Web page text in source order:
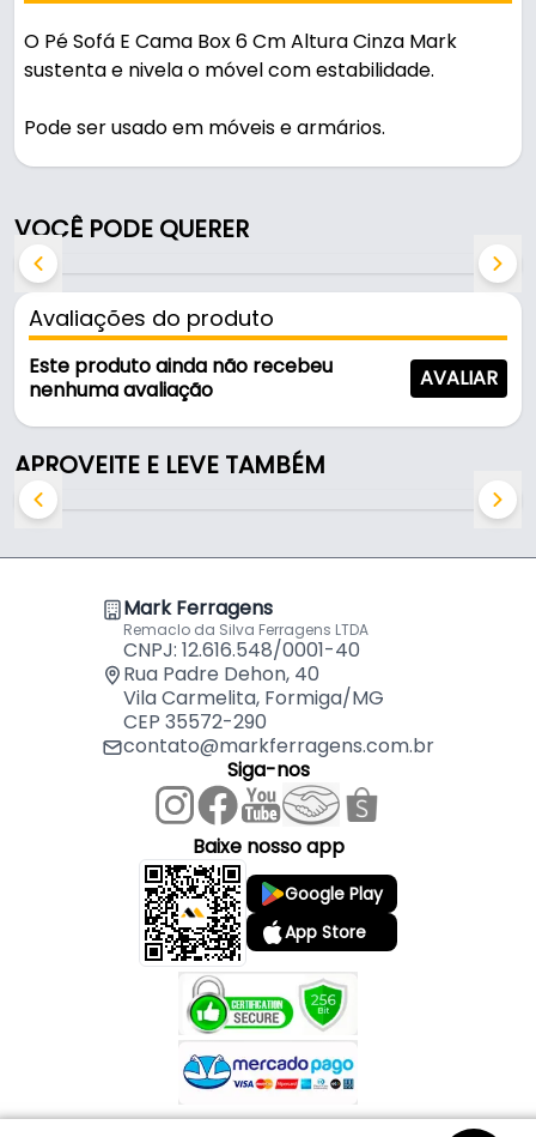
O Pé Sofá E Cama Box 6 Cm Altura Cinza Mark
sustenta e nivela o móvel com estabilidade.
Pode ser usado em móveis e armários.
uso diário. Suporta 30kg.
Características:
- Marca: Mark
- Modelo: PE01P
- Material: Polímero
- Cor: Cinza
- Altura: 60mm
- Regulagem: Não
VOCÊ PODE QUERER
Avaliações do produto
Este produto ainda não recebeu
nenhuma avaliação
AVALIAR
APROVEITE E LEVE TAMBÉM
Mark Ferragens
Remaclo da Silva Ferragens LTDA
CNPJ: 12.616.548/0001-40
Rua Padre Dehon, 40
Vila Carmelita, Formiga/MG
CEP 35572-290
contato@markferragens.com.br
Siga-nos
Baixe nosso app
Google Play
App Store